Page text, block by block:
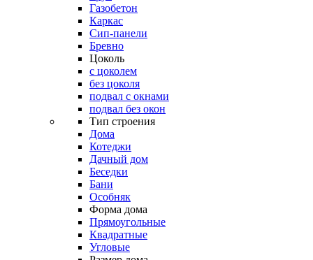
Газобетон
Каркас
Сип-панели
Бревно
Цоколь
с цоколем
без цоколя
подвал с окнами
подвал без окон
Тип строения
Дома
Котеджи
Дачный дом
Беседки
Бани
Особняк
Форма дома
Прямоугольные
Квадратные
Угловые